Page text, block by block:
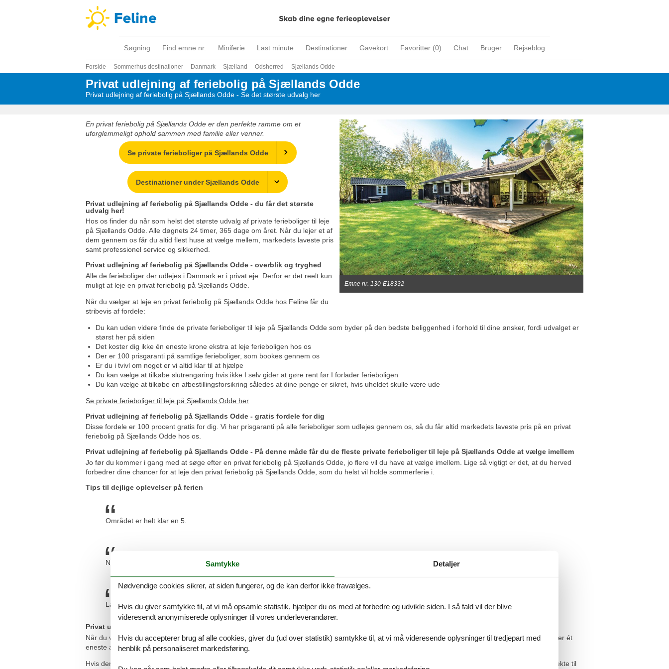
Søgning Find emne nr. Miniferie Last minute Destinationer Gavekort Favoritter (0) Chat Bruger Rejseblog
Forside Sommerhus destinationer Danmark Sjælland Odsherred Sjællands Odde
Privat udlejning af feriebolig på Sjællands Odde
Privat udlejning af feriebolig på Sjællands Odde - Se det største udvalg her
En privat feriebolig på Sjællands Odde er den perfekte ramme om et
uforglemmeligt ophold sammen med familie eller venner.
Se private ferieboliger på Sjællands Odde
Destinationer under Sjællands Odde
Emne nr. 130-E18332
Privat udlejning af feriebolig på Sjællands Odde - du får det største
udvalg her!
Hos os finder du når som helst det største udvalg af private ferieboliger til leje
på Sjællands Odde. Alle døgnets 24 timer, 365 dage om året. Når du lejer et af
dem gennem os får du altid flest huse at vælge mellem, markedets laveste pris
samt professionel service og sikkerhed.
Privat udlejning af feriebolig på Sjællands Odde - overblik og tryghed
Alle de ferieboliger der udlejes i Danmark er i privat eje. Derfor er det reelt kun
muligt at leje en privat feriebolig på Sjællands Odde.
Når du vælger at leje en privat feriebolig på Sjællands Odde hos Feline får du
stribevis af fordele:
Du kan uden videre finde de private ferieboliger til leje på Sjællands Odde som byder på den bedste beliggenhed i forhold til dine ønsker, fordi udvalget er
størst her på siden
Det koster dig ikke én eneste krone ekstra at leje ferieboligen hos os
Der er 100 prisgaranti på samtlige ferieboliger, som bookes gennem os
Er du i tvivl om noget er vi altid klar til at hjælpe
Du kan vælge at tilkøbe slutrengøring hvis ikke I selv gider at gøre rent før I forlader ferieboligen
Du kan vælge at tilkøbe en afbestillingsforsikring således at dine penge er sikret, hvis uheldet skulle være ude
Se private ferieboliger til leje på Sjællands Odde her
Privat udlejning af feriebolig på Sjællands Odde - gratis fordele for dig
Disse fordele er 100 procent gratis for dig. Vi har prisgaranti på alle ferieboliger som udlejes gennem os, så du får altid markedets laveste pris på en privat
feriebolig på Sjællands Odde hos os.
Privat udlejning af feriebolig på Sjællands Odde - På denne måde får du de fleste private ferieboliger til leje på Sjællands Odde at vælge imellem
Jo før du kommer i gang med at søge efter en privat feriebolig på Sjællands Odde, jo flere vil du have at vælge imellem. Lige så vigtigt er det, at du herved
forbedrer dine chancer for at leje den privat feriebolig på Sjællands Odde, som du helst vil holde sommerferie i.
Tips til dejlige oplevelser på ferien
Området er helt klar en 5.
Naturskønt område. Museet Nyvang ved Holbæk er absolut et besøg værd
Lækkert naturskønt område med vand og vildt i baghaven.
Privat udlejning af feriebolig på Sjællands Odde med prisgaranti
Når du vælger at leje en privat feriebolig på Sjællands Odde hos Feline, vil du selvfølgelig være dækket af vores prisgaranti. Vi står inde for at der ikke er ét
eneste af de andre udlejningsbureauer, som udlejer din foretrukne privat feriebolig på Sjællands Odde til en pris, som er lavere end vores.
Hvis der en sjælden gang sker en fejl i vores overvågning af konkurrenternes pris, udbetaler vi dig hele forskellen i prisen. Beløbet vil blive overført direkte til
Samtykke Detaljer
Nødvendige cookies sikrer, at siden fungerer, og de kan derfor ikke fravælges.
Hvis du giver samtykke til, at vi må opsamle statistik, hjælper du os med at forbedre og udvikle siden. I så fald vil der blive
videresendt anonymiserede oplysninger til vores underleverandører.
Hvis du accepterer brug af alle cookies, giver du (ud over statistik) samtykke til, at vi må videresende oplysninger til tredjepart med
henblik på personaliseret markedsføring.